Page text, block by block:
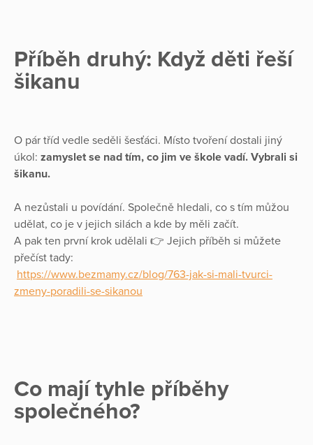
Příběh druhý: Když děti řeší
šikanu
O pár tříd vedle seděli šesťáci. Místo tvoření dostali jiný
úkol: zamyslet se nad tím, co jim ve škole vadí. Vybrali si
šikanu.
A nezůstali u povídání. Společně hledali, co s tím můžou
udělat, co je v jejich silách a kde by měli začít.
A pak ten první krok udělali 👉 Jejich příběh si můžete
přečíst tady:
https://www.bezmamy.cz/blog/763-jak-si-mali-tvurci-
zmeny-poradili-se-sikanou
Co mají tyhle příběhy
společného?